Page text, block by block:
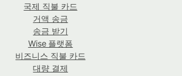
국제 직불 카드
거액 송금
송금 받기
Wise 플랫폼
비즈니스 직불 카드
대량 결제